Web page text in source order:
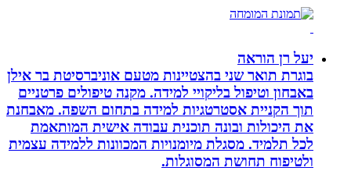
יעל רן הוראה
בוגרת תואר שני בהצטיינות מטעם אוניברסיטת בר אילן
באבחון וטיפול בליקויי למידה. מקנה טיפולים פרטניים
תוך הקניית אסטרטגיות למידה בתחום השפה. מאבחנת
את היכולות ובונה תוכנית עבודה אישית המותאמת
לכל תלמיד. מסגלת מיומנויות המכוונות ללמידה עצמית
ולטיפוח תחושת המסוגלות.